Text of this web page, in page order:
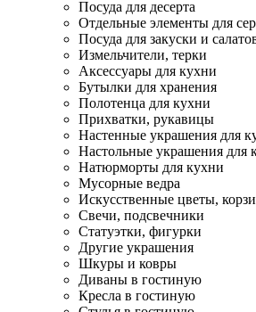
Посуда для десерта
Отдельные элементы для
Посуда для закуски и
Измельчители, терки
Аксессуары для кухни
Бутылки для хранения
Полотенца для кухни
Прихватки, рукавицы
Настенные украшения для
Настольные украшения для
Натюрморты для кухни
Мусорные ведра
Искусственные цветы,
Свечи, подсвечники
Статуэтки, фигурки
Другие украшения
Шкуры и ковры
Диваны в гостиную
Кресла в гостиную